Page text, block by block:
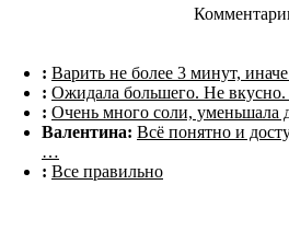
: Варить не более 3 минут,
: Ожидала большего. Не
: Очень много соли, уменьшала
Валентина: Всё понятно и
…
: Все правильно